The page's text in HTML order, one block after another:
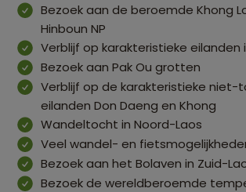
Bezoek aan de beroemde Khong
Hinboun NP
Verblijf op karakteristieke eilanden
Bezoek aan Pak Ou grotten
Verblijf op de karakteristieke niet-
eilanden Don Daeng en Khong
Wandeltocht in Noord-Laos
Veel wandel- en
Bezoek aan het Bolaven in Zuid-
Bezoek de wereldberoemde